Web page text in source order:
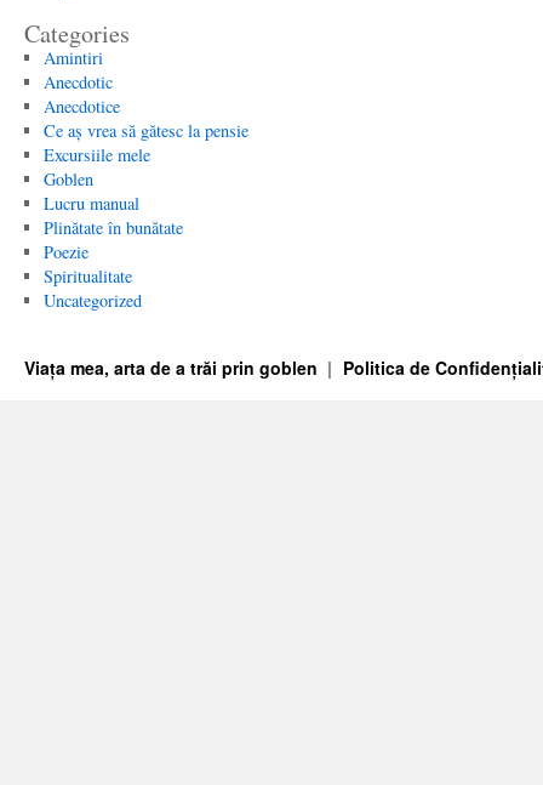
Categories
Amintiri
Anecdotic
Anecdotice
Ce aș vrea să gătesc la pensie
Excursiile mele
Goblen
Lucru manual
Plinătate în bunătate
Poezie
Spiritualitate
Uncategorized
Viața mea, arta de a trăi prin goblen Politica de